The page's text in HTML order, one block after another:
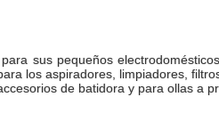
sus pequeños
los aspiradores, limpiadores,
de batidora y para ollas a